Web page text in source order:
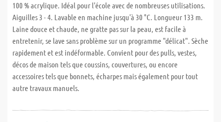
100 % acrylique. Idéal pour l'école avec de nombreuses utilisations.
Aiguilles 3 - 4. Lavable en machine jusqu'à 30 °C. Longueur 133 m.
Laine douce et chaude, ne gratte pas sur la peau, est facile à
entretenir, se lave sans problème sur un programme "délicat". Sèche
rapidement et est indéformable. Convient pour des pulls, vestes,
décos de maison tels que coussins, couvertures, ou encore
accessoires tels que bonnets, écharpes mais également pour tout
autre travaux manuels.